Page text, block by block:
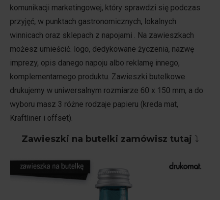
komunikacji marketingowej, który sprawdzi się podczas
przyjęć, w punktach gastronomicznych, lokalnych
winnicach oraz sklepach z napojami . Na zawieszkach
możesz umieścić. logo, dedykowane życzenia, nazwę
imprezy, opis danego napoju albo reklamę innego,
komplementarnego produktu. Zawieszki butelkowe
drukujemy w uniwersalnym rozmiarze 60 x 150 mm, a do
wyboru masz 3 różne rodzaje papieru (kreda mat,
Kraftliner i offset).
Zawieszki na butelki zamówisz tutaj ⤵